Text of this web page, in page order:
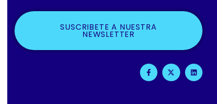
SUSCRIBETE A NUESTRA
NEWSLETTER
F
A
C
X
-
T
L
I
N